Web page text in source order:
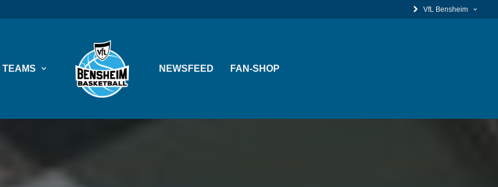
VfL Bensheim
TEAMS NEWSFEED FAN-SHOP